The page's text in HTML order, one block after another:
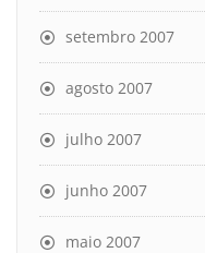
setembro 2007
agosto 2007
julho 2007
junho 2007
maio 2007